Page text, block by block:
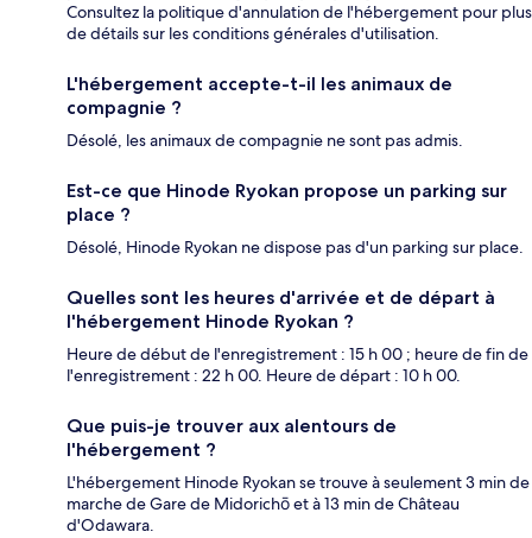
Consultez la politique d'annulation de l'hébergement pour plus
de détails sur les conditions générales d'utilisation.
L'hébergement accepte-t-il les animaux de
compagnie ?
Désolé, les animaux de compagnie ne sont pas admis.
Est-ce que Hinode Ryokan propose un parking sur
place ?
Désolé, Hinode Ryokan ne dispose pas d'un parking sur place.
Quelles sont les heures d'arrivée et de départ à
l'hébergement Hinode Ryokan ?
Heure de début de l'enregistrement : 15 h 00 ; heure de fin de
l'enregistrement : 22 h 00. Heure de départ : 10 h 00.
Que puis-je trouver aux alentours de
l'hébergement ?
L'hébergement Hinode Ryokan se trouve à seulement 3 min de
marche de Gare de Midorichō et à 13 min de Château
d'Odawara.